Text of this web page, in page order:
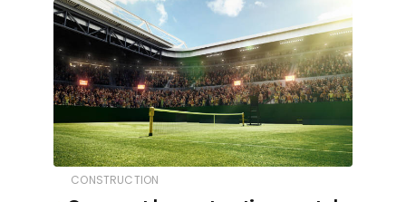
CONSTRUCTION